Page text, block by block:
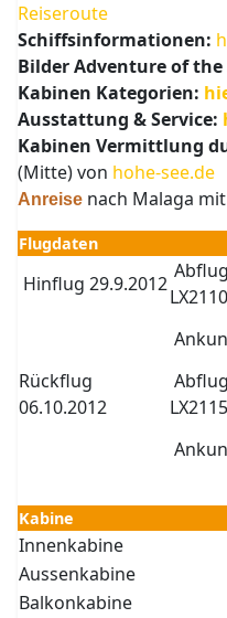
Reiseroute
Schiffsinformationen:
Bilder Adventure of the
Kabinen Kategorien:
Ausstattung & Service:
Kabinen Vermittlung
(Mitte) von hohe-see.de
Anreise nach Malaga
Flugdaten
Hinflug 29.9.2012
LX2110
Rückflug
06.10.2012
LX2115
Kabine
Innenkabine
Aussenkabine
Balkonkabine